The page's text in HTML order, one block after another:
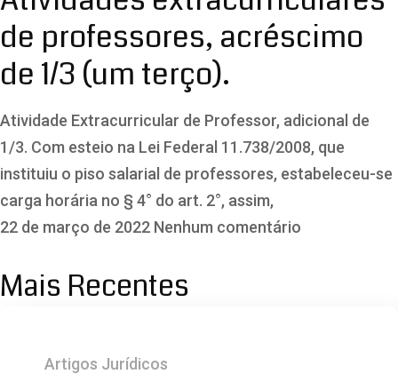
de professores, acréscimo
de 1/3 (um terço).
Atividade Extracurricular de Professor, adicional de
1/3. Com esteio na Lei Federal 11.738/2008, que
instituiu o piso salarial de professores, estabeleceu-se
carga horária no § 4° do art. 2°, assim,
22 de março de 2022 Nenhum comentário
Mais Recentes
Artigos Jurídicos